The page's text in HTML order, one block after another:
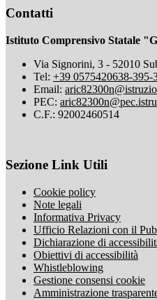
Contatti
Istituto Comprensivo Statale
Via Signorini, 3 - 52010
Tel: +39 0575420638-395-
Email:
PEC:
C.F.: 92002460514
Sezione Link Utili
Cookie policy
Note legali
Informativa Privacy
Ufficio Relazioni con il
Dichiarazione di
Obiettivi di accessibilità
Whistleblowing
Gestione consensi cookie
Amministrazione